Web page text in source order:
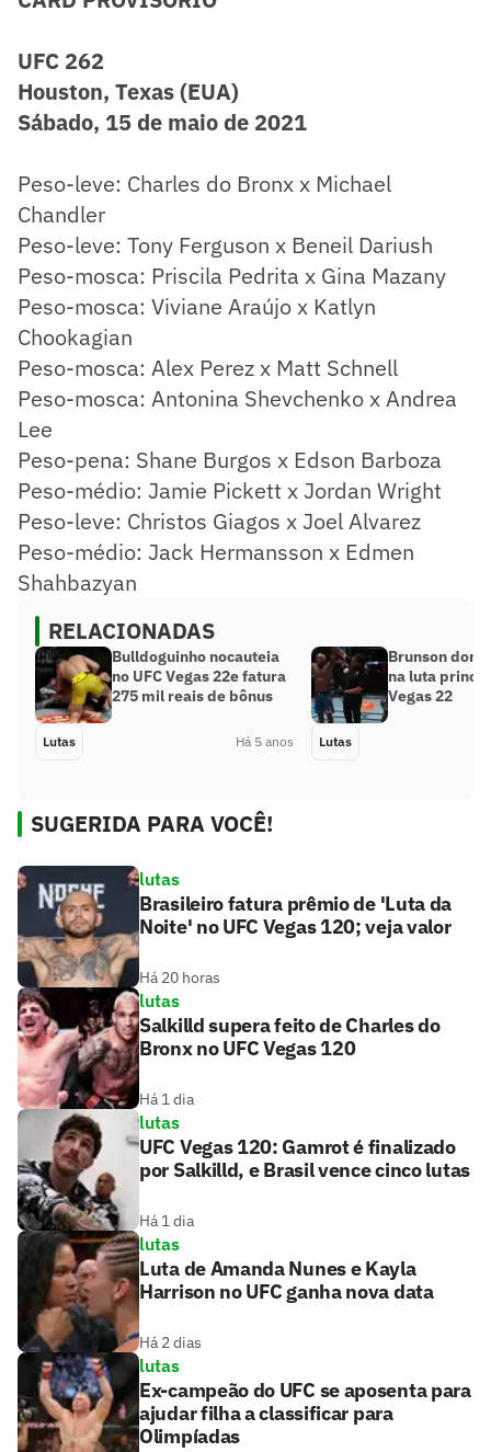
UFC 262
Houston, Texas (EUA)
Sábado, 15 de maio de 2021
Peso-leve: Charles do Bronx x Michael
Chandler
Peso-leve: Tony Ferguson x Beneil Dariush
Peso-mosca: Priscila Pedrita x Gina Mazany
Peso-mosca: Viviane Araújo x Katlyn
Chookagian
Peso-mosca: Alex Perez x Matt Schnell
Peso-mosca: Antonina Shevchenko x Andrea
Lee
Peso-pena: Shane Burgos x Edson Barboza
Peso-médio: Jamie Pickett x Jordan Wright
Peso-leve: Christos Giagos x Joel Alvarez
Peso-médio: Jack Hermansson x Edmen
Shahbazyan
RELACIONADAS
Bulldoguinho nocauteia
no UFC Vegas 22e fatura
275 mil reais de bônus
Lutas Há 5 anos
Brunson
na luta
Vegas 22
Lutas
SUGERIDA PARA VOCÊ!
lutas
Brasileiro fatura prêmio de 'Luta da
Noite' no UFC Vegas 120; veja valor
Há 20 horas
lutas
Salkilld supera feito de Charles do
Bronx no UFC Vegas 120
Há 1 dia
lutas
UFC Vegas 120: Gamrot é finalizado
por Salkilld, e Brasil vence cinco lutas
Há 1 dia
lutas
Luta de Amanda Nunes e Kayla
Harrison no UFC ganha nova data
Há 2 dias
lutas
Ex-campeão do UFC se aposenta para
ajudar filha a classificar para
Olimpíadas